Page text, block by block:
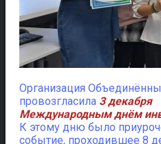
Организация
провозгласила 3 декабря
Международным днём
К этому дню было
событие, проходившее 8